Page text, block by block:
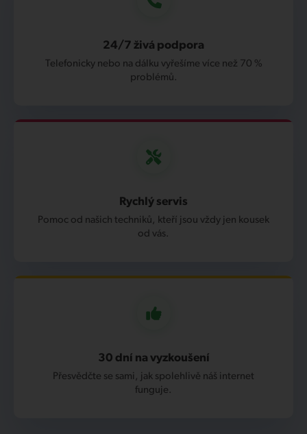
24/7 živá podpora
Telefonicky nebo na dálku vyřešíme více než 70 %
problémů.
Rychlý servis
Pomoc od našich techniků, kteří jsou vždy jen kousek
od vás.
30 dní na vyzkoušení
Přesvědčte se sami, jak spolehlivě náš internet
funguje.